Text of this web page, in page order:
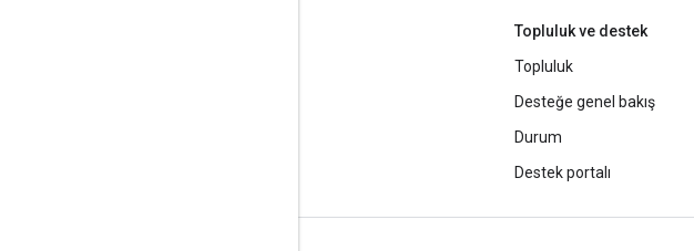
Topluluk ve destek
Topluluk
Desteğe genel bakış
Durum
Destek portalı